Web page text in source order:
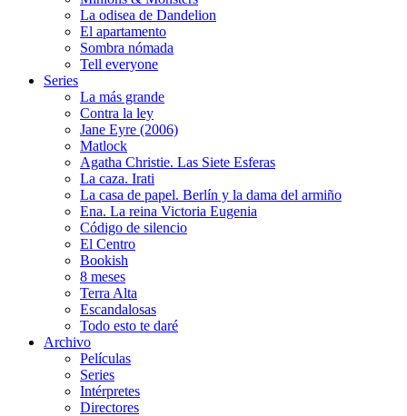
La odisea de Dandelion
El apartamento
Sombra nómada
Tell everyone
Series
La más grande
Contra la ley
Jane Eyre (2006)
Matlock
Agatha Christie. Las Siete Esferas
La caza. Irati
La casa de papel. Berlín y la dama del armiño
Ena. La reina Victoria Eugenia
Código de silencio
El Centro
Bookish
8 meses
Terra Alta
Escandalosas
Todo esto te daré
Archivo
Películas
Series
Intérpretes
Directores